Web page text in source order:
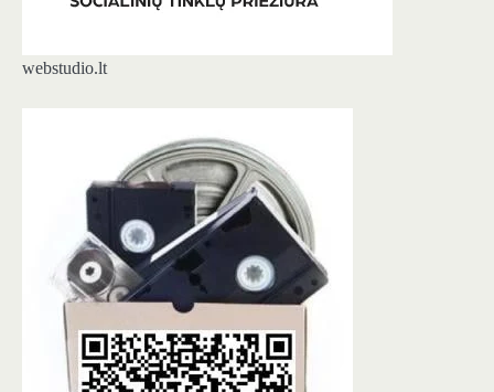
webstudio.lt